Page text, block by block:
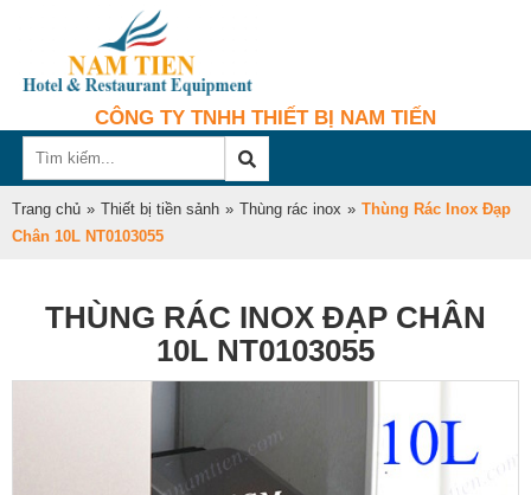
CÔNG TY TNHH THIẾT BỊ NAM TIẾN
Trang chủ » Thiết bị tiền sảnh » Thùng rác inox » Thùng Rác Inox Đạp
Chân 10L NT0103055
THÙNG RÁC INOX ĐẠP CHÂN
10L NT0103055